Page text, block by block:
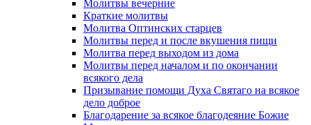
Молитвы вечерние
Краткие молитвы
Молитва Оптинских старцев
Молитвы перед и после вкушения пищи
Молитва перед выходом из дома
Молитвы перед началом и по окончании
всякого дела
Призывание помощи Духа Святаго на всякое
дело доброе
Благодарение за всякое благодеяние Божие